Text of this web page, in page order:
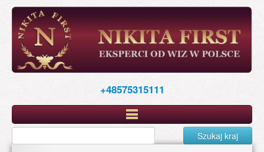
Skip
main
content
+48575315111
Szukaj kraj